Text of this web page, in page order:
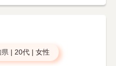
県 | 20代 | 女性